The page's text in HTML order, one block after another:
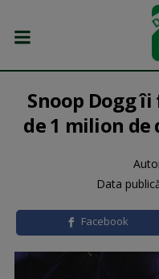
Snoop Dogg
de 1 milion
Data
Facebook